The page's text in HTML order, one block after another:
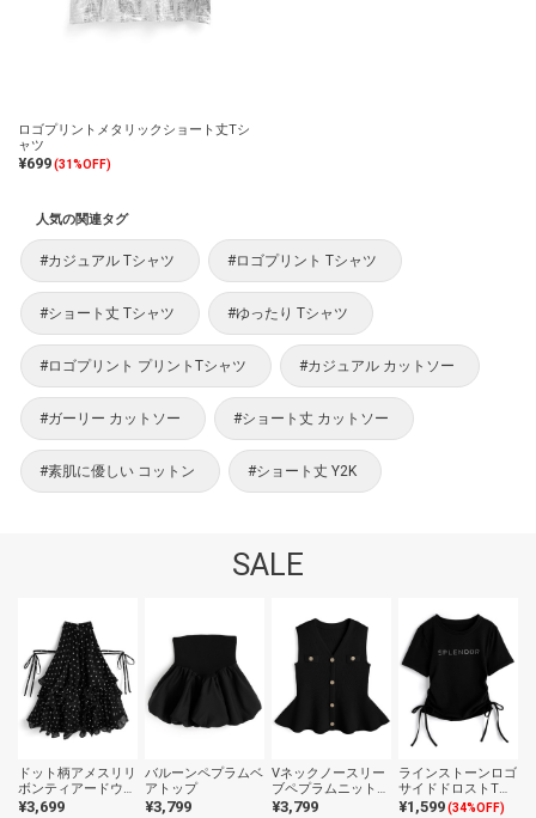
ロゴプリントメタリックショート丈Tシ
ャツ
¥699(31%OFF)
人気の関連タグ
#カジュアル Tシャツ #ロゴプリント Tシャツ
#ショート丈 Tシャツ #ゆったり Tシャツ
#ロゴプリント プリントTシャツ #カジュアル カットソー
#ガーリー カットソー #ショート丈 カットソー
#素肌に優しい コットン #ショート丈 Y2K
SALE
ドット柄アメスリリ
ボンティアードウェ
ーブフリルブラウス
¥3,699
バルーンペプラムベ
アトップ
¥3,799
Vネックノースリー
ブペプラムニットト
ップス
¥3,799
ラインストーンロゴ
サイドドロストTシ
ャツ
¥1,599(34%OFF)